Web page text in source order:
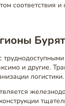
соответствия и
и другие.
логистики.